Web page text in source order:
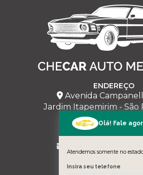
ENDEREÇO
Avenida
Jardim Itapemirim - São
CHECAR
(11) 95228-
MENU
Olá! Fale
Atendemos somente no
Insira seu telefone